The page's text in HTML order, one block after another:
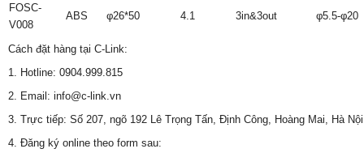
FOSC-
V008
ABS φ26*50 4.1 3in&3out φ5.5-φ20
Cách đặt hàng tại C-Link:
1. Hotline: 0904.999.815
2. Email: info@c-link.vn
3. Trực tiếp: Số 207, ngõ 192 Lê Trọng Tấn, Định Công, Hoàng Mai, Hà Nội
4. Đăng ký online theo form sau: